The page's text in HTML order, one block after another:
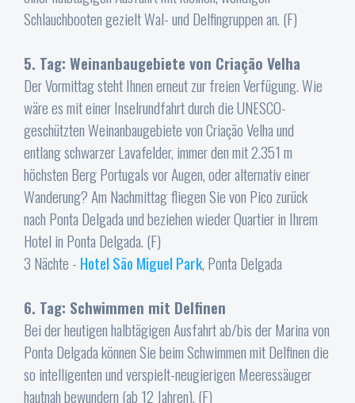
Schlauchbooten gezielt Wal- und Delfingruppen an. (F)
5. Tag: Weinanbaugebiete von Criação Velha
Der Vormittag steht Ihnen erneut zur freien Verfügung. Wie
wäre es mit einer Inselrundfahrt durch die UNESCO-
geschützten Weinanbaugebiete von Criação Velha und
entlang schwarzer Lavafelder, immer den mit 2.351 m
höchsten Berg Portugals vor Augen, oder alternativ einer
Wanderung? Am Nachmittag fliegen Sie von Pico zurück
nach Ponta Delgada und beziehen wieder Quartier in Ihrem
Hotel in Ponta Delgada. (F)
3 Nächte - Hotel São Miguel Park, Ponta Delgada
6. Tag: Schwimmen mit Delfinen
Bei der heutigen halbtägigen Ausfahrt ab/bis der Marina von
Ponta Delgada können Sie beim Schwimmen mit Delfinen die
so intelligenten und verspielt-neugierigen Meeressäuger
hautnah bewundern (ab 12 Jahren). (F)